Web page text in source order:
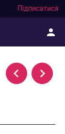
Підписатися